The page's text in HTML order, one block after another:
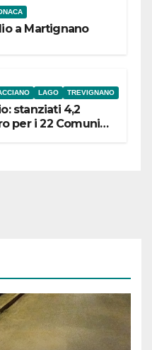
a Martignano
LAGO TREVIGNANO
stanziati 4,2
per i 22 Comuni